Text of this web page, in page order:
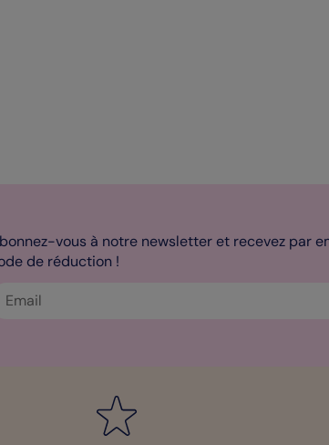
vous à notre newsletter et recevez par
de réduction !